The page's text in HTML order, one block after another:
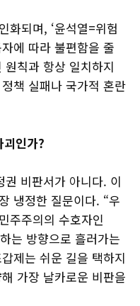
화되며, ‘윤석열=위험
에 따라 불편함을 줄
칙과 항상 일치하지
책 실패나 국가적 혼란
인가?
권 비판서가 아니다. 이
냉정한 질문이다. “우
주주의의 수호자인
는 방향으로 흘러가는
제는 쉬운 길을 택하지
가장 날카로운 비판을